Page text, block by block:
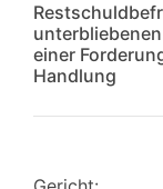
einer
Handlung